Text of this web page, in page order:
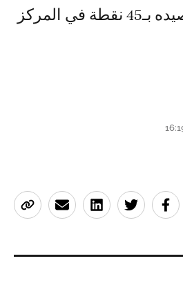
الأتلتيكو وتجمد رصيده بـ45 نقطة في المركز